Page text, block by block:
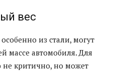
вес
из стали, могут
массе автомобиля. Для
критично, но может